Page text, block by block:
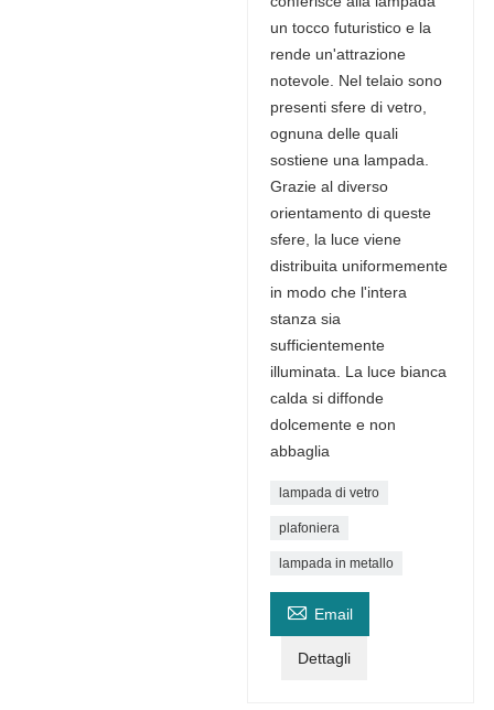
un tocco futuristico e la
rende un'attrazione
notevole. Nel telaio sono
presenti sfere di vetro,
ognuna delle quali
sostiene una lampada.
Grazie al diverso
orientamento di queste
sfere, la luce viene
distribuita uniformemente
in modo che l'intera
stanza sia
sufficientemente
illuminata. La luce bianca
calda si diffonde
dolcemente e non
abbaglia
lampada di vetro
plafoniera
lampada in metallo
 Email
Dettagli